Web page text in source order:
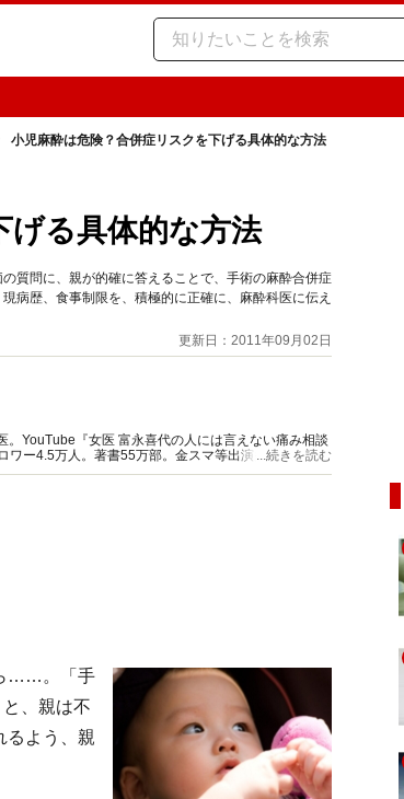
小児麻酔は危険？合併症リスクを下げる具体的な方法
げる具体的な方法
質問に、親が的確に答えることで、手術の麻酔合併症
病歴、食事制限を、積極的に正確に、麻酔科医に伝え
更新日：2011年09月02日
YouTube『女医 富永喜代の人には言えない痛み相談
ワー4.5万人。著書55万部。金スマ等出演多数。中高
密の部屋』主宰。
...続きを読む
……。「手
、親は不
るよう、親